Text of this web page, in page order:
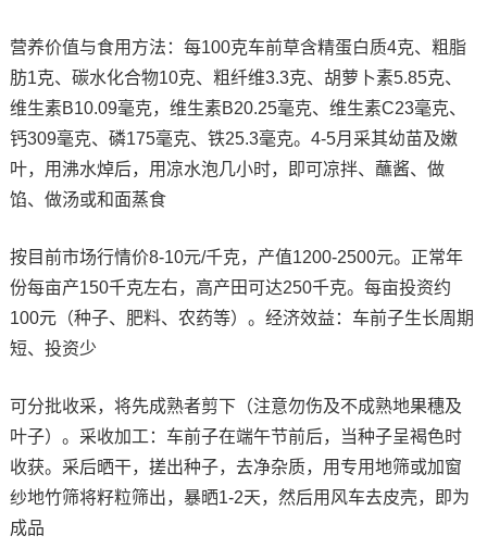
营养价值与食用方法：每100克车前草含精蛋白质4克、粗脂
肪1克、碳水化合物10克、粗纤维3.3克、胡萝卜素5.85克、
维生素B10.09毫克，维生素B20.25毫克、维生素C23毫克、
钙309毫克、磷175毫克、铁25.3毫克。4-5月采其幼苗及嫩
叶，用沸水焯后，用凉水泡几小时，即可凉拌、蘸酱、做
馅、做汤或和面蒸食
按目前市场行情价8-10元/千克，产值1200-2500元。正常年
份每亩产150千克左右，高产田可达250千克。每亩投资约
100元（种子、肥料、农药等）。经济效益：车前子生长周期
短、投资少
可分批收采，将先成熟者剪下（注意勿伤及不成熟地果穗及
叶子）。采收加工：车前子在端午节前后，当种子呈褐色时
收获。采后晒干，搓出种子，去净杂质，用专用地筛或加窗
纱地竹筛将籽粒筛出，暴晒1-2天，然后用风车去皮壳，即为
成品